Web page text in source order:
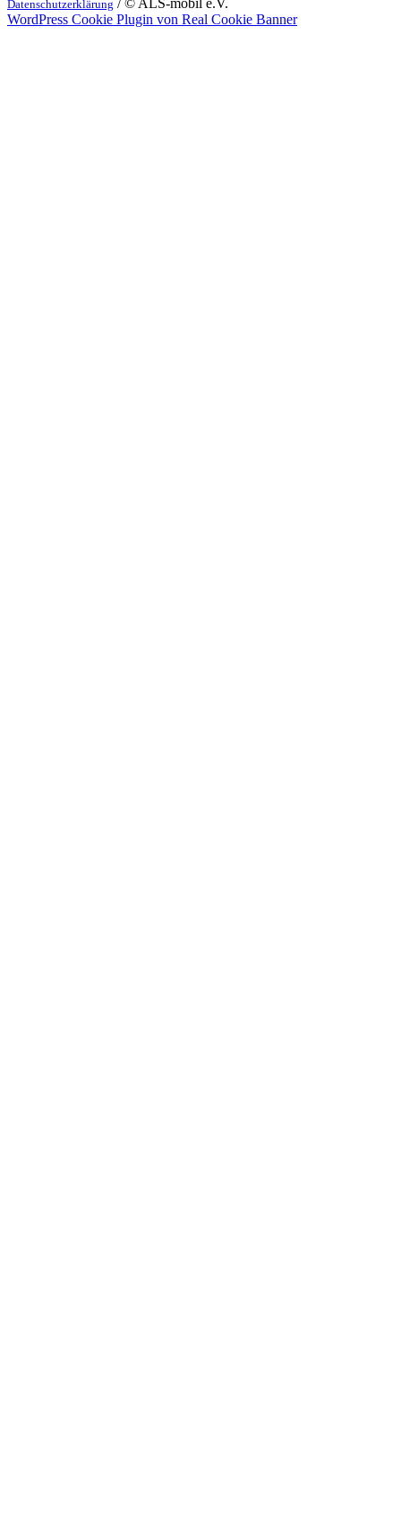
Datenschutzerklärung
WordPress Cookie Plugin von Real Cookie Banner